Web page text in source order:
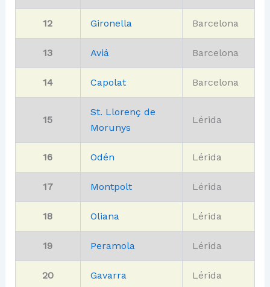
12 Gironella Barcelona
13 Aviá Barcelona
14 Capolat Barcelona
15
St. Llorenç de
Morunys
Lérida
16 Odén Lérida
17 Montpolt Lérida
18 Oliana Lérida
19 Peramola Lérida
20 Gavarra Lérida